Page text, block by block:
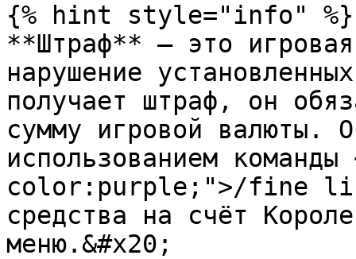
{% hint style="info" %}
**Штраф** — это
нарушение
получает штраф, он
сумму игровой валюты.
использованием
color:purple;">/fine
средства на счёт
меню.&#x20;